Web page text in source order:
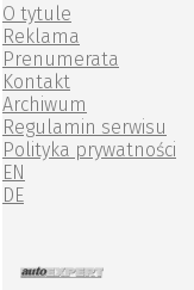
O tytule
Reklama
Prenumerata
Kontakt
Archiwum
Regulamin serwisu
Polityka prywatności
EN
DE